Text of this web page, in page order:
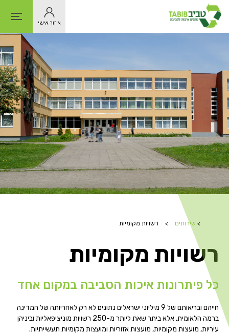
איזור אישי
> שירותים > רשויות מקומיות
רשויות מקומיות
כל פיתרונות איכות הסביבה במקום אחד
חייהם ובריאותם של 9 מיליוני ישראלים נתונים לא רק לאחריותה של המדינה
ברמה הלאומית, אלא ביתר שאת ליותר מ-250 רשויות מוניציפאליות וביניהן
עיריות, מועצות מקומיות, מועצות אזוריות ומועצות מקומיות תעשייתיות.